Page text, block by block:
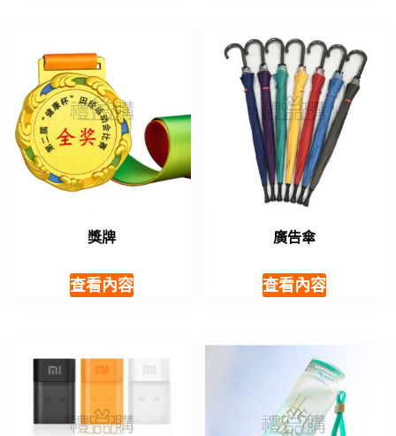
獎牌
查看內容
廣告傘
查看內容